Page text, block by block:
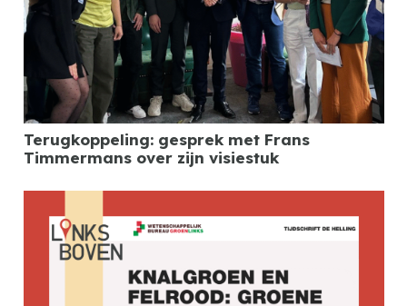
Terugkoppeling: gesprek met Frans
Timmermans over zijn visiestuk